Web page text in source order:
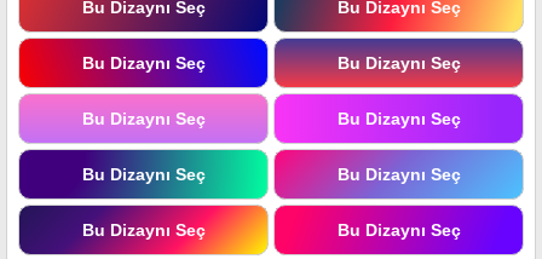
Bu Dizaynı Seç Bu Dizaynı Seç
Bu Dizaynı Seç Bu Dizaynı Seç
Bu Dizaynı Seç Bu Dizaynı Seç
Bu Dizaynı Seç Bu Dizaynı Seç
Bu Dizaynı Seç Bu Dizaynı Seç